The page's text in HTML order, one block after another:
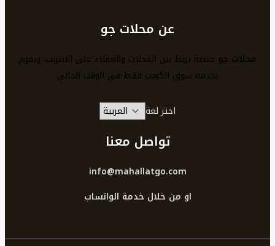
عن محلات جو
محلات جو منصة تربط بين المحلات والعملاء على الانترنت، ونقوم
بخدمة سوق الكويت فقط في الوقت الحالي
اختر لغة
تواصل معنا
info@mahallatgo.com
او من خلال خدمة الواتساب